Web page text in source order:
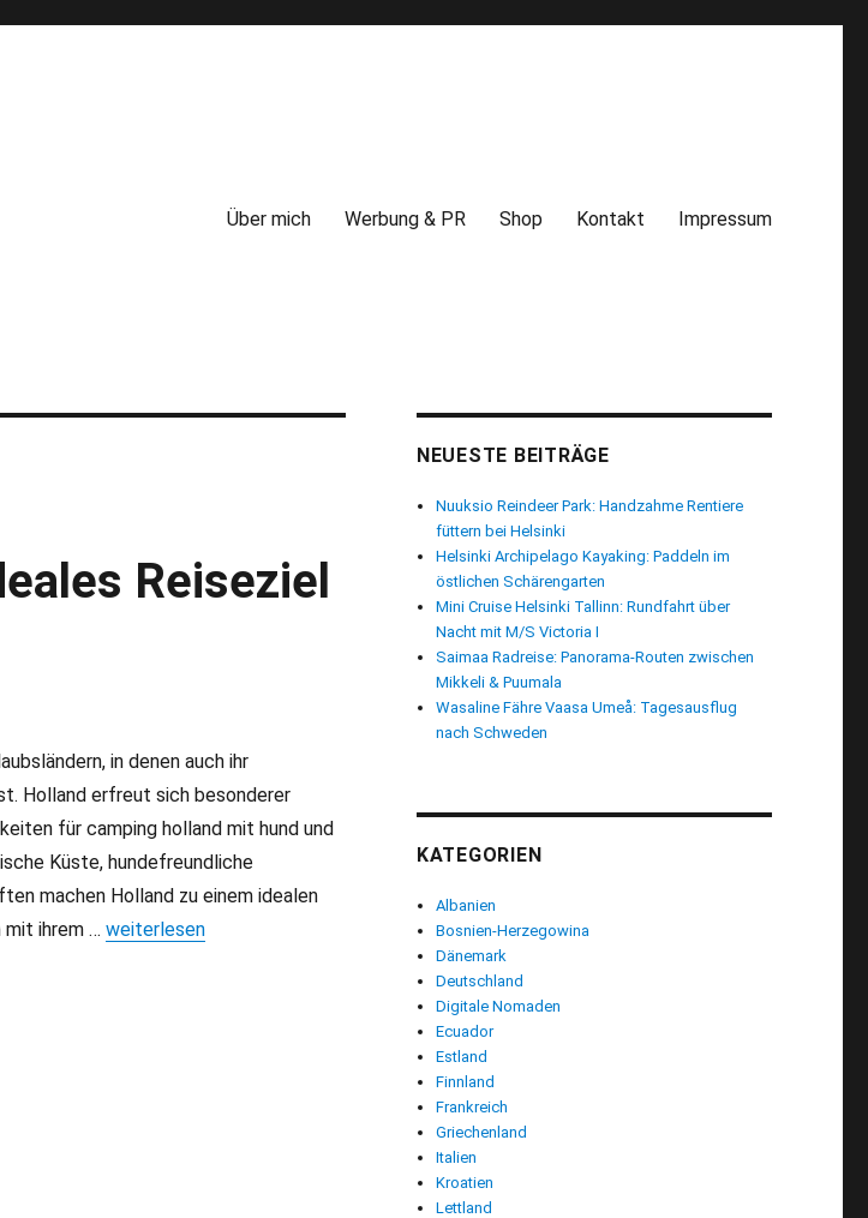
Über mich Werbung & PR Shop Kontakt Impressum
Reiseziel
in denen auch ihr
Holland erfreut sich besonderer
für camping holland mit hund und
Küste, hundefreundliche
machen Holland zu einem idealen
mit ihrem … „Ferien mit Hund: Holland als ideales Reiseziel“
weiterlesen
NEUESTE BEITRÄGE
Nuuksio Reindeer Park: Handzahme Rentiere
füttern bei Helsinki
Helsinki Archipelago Kayaking: Paddeln im
östlichen Schärengarten
Mini Cruise Helsinki Tallinn: Rundfahrt über
Nacht mit M/S Victoria I
Saimaa Radreise: Panorama-Routen zwischen
Mikkeli & Puumala
Wasaline Fähre Vaasa Umeå: Tagesausflug
nach Schweden
KATEGORIEN
Albanien
Bosnien-Herzegowina
Dänemark
Deutschland
Digitale Nomaden
Ecuador
Estland
Finnland
Frankreich
Griechenland
Italien
Kroatien
Lettland